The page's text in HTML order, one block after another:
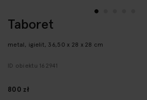
Przejdź
początek
metal, igielit, 36,50 x 28 x 28 cm
Taboret
ID obiektu 162941
800 zł